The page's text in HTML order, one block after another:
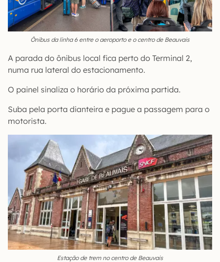
Ônibus da linha 6 entre o aeroporto e o centro de Beauvais
A parada do ônibus local fica perto do Terminal 2,
numa rua lateral do estacionamento.
O painel sinaliza o horário da próxima partida.
Suba pela porta dianteira e pague a passagem para o
motorista.
Estação de trem no centro de Beauvais